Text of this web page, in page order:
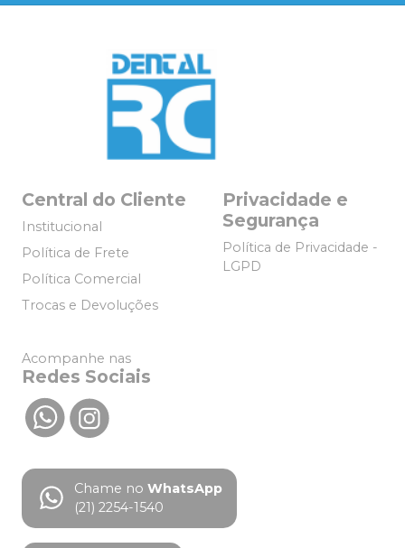
Central do Cliente
Institucional
Política de Frete
Política Comercial
Trocas e Devoluções
Privacidade e
Segurança
Política de Privacidade -
LGPD
Acompanhe nas
Redes Sociais
Chame no WhatsApp
(21) 2254-1540